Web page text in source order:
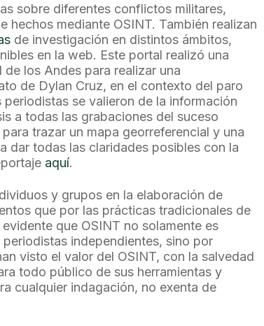
sobre diferentes conflictos militares,
mediante OSINT. También realizan
de investigación en distintos ámbitos,
en la web. Este portal realizó una
los Andes para realizar una
de Dylan Cruz, en el contexto del paro
se valieron de la información
a todas las grabaciones del suceso
trazar un mapa georreferencial y una
dar todas las claridades posibles con la
aquí.
y grupos en la elaboración de
que por las prácticas tradicionales de
que OSINT no solamente es
independientes, sino por
visto el valor del OSINT, con la salvedad
todo público de sus herramientas y
cualquier indagación, no exenta de